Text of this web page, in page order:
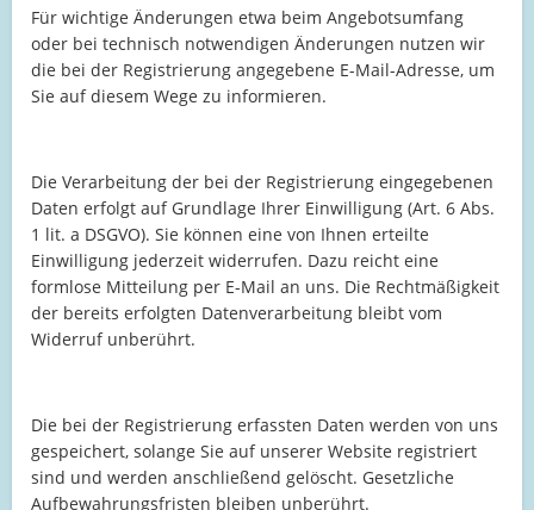
Für wichtige Änderungen etwa beim Angebotsumfang
oder bei technisch notwendigen Änderungen nutzen wir
die bei der Registrierung angegebene E-Mail-Adresse, um
Sie auf diesem Wege zu informieren.
Die Verarbeitung der bei der Registrierung eingegebenen
Daten erfolgt auf Grundlage Ihrer Einwilligung (Art. 6 Abs.
1 lit. a DSGVO). Sie können eine von Ihnen erteilte
Einwilligung jederzeit widerrufen. Dazu reicht eine
formlose Mitteilung per E-Mail an uns. Die Rechtmäßigkeit
der bereits erfolgten Datenverarbeitung bleibt vom
Widerruf unberührt.
Die bei der Registrierung erfassten Daten werden von uns
gespeichert, solange Sie auf unserer Website registriert
sind und werden anschließend gelöscht. Gesetzliche
Aufbewahrungsfristen bleiben unberührt.